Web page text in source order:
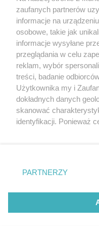
Dyrektor odwołany
POGODA
14℃
Zobacz prognozę na 3 dni
Copyright © 2022
Nota
Polityka prywatności
zaufanych partnerów
informacje na
osobowe, takie jak
informacje wysyłane
przeglądania w celu
reklam, wybór
treści, badanie
Użytkownika my i
dokładnych danych
skanować
identyfikacji. Ponieważ
prywatności znajdujący
. Niektóre rodzaje
takiemu przetwarzaniu.
zastosowania tylko na
PARTNERZY